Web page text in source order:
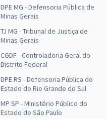
DPE MG - Defensoria Pública de
Minas Gerais
TJ MG - Tribunal de Justiça de
Minas Gerais
CGDF - Controladoria Geral do
Distrito Federal
DPE RS - Defensoria Pública do
Estado do Rio Grande do Sul
MP SP - Ministério Público do
Estado de São Paulo